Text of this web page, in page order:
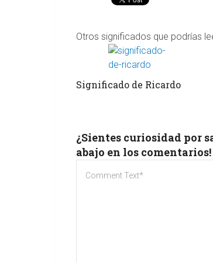
Otros significados que podrías
Significado de Ricardo
¿Sientes curiosidad por
abajo en los comentarios!